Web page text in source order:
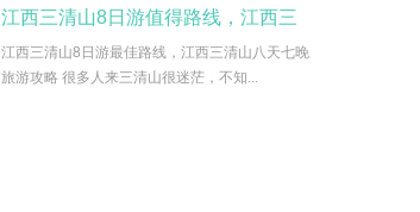
江西三清山8日游值得路线，江西三
江西三清山8日游最佳路线，江西三清山八天七晚
旅游攻略 很多人来三清山很迷茫，不知...